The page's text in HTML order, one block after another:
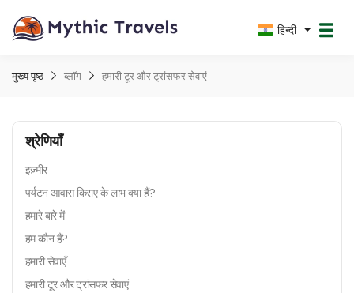
हिन्दी
मुख्य पृष्ठ ब्लॉग हमारी टूर और ट्रांसफर सेवाएं
श्रेणियाँ
इज़्मीर
पर्यटन आवास किराए के लाभ क्या हैं?
हमारे बारे में
हम कौन हैं?
हमारी सेवाएँ
हमारी टूर और ट्रांसफर सेवाएं